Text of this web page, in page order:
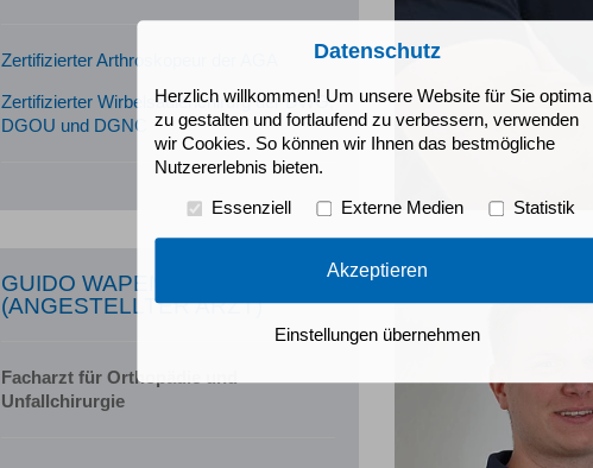
Zertifizierter Arthroskopeur der AGA
Zertifizierter Wirbelsäulenchirurg der DWG,
DGOU und DGNC
GUIDO WAPENHANS
(ANGESTELLTER ARZT)
Facharzt für Orthopädie und
Unfallchirurgie
Datenschutz
Herzlich willkommen! Um unsere Website für Sie optimal
zu gestalten und fortlaufend zu verbessern, verwenden
wir Cookies. So können wir Ihnen das bestmögliche
Nutzererlebnis bieten.
Essenziell Externe Medien Statistik
Akzeptieren
Einstellungen übernehmen